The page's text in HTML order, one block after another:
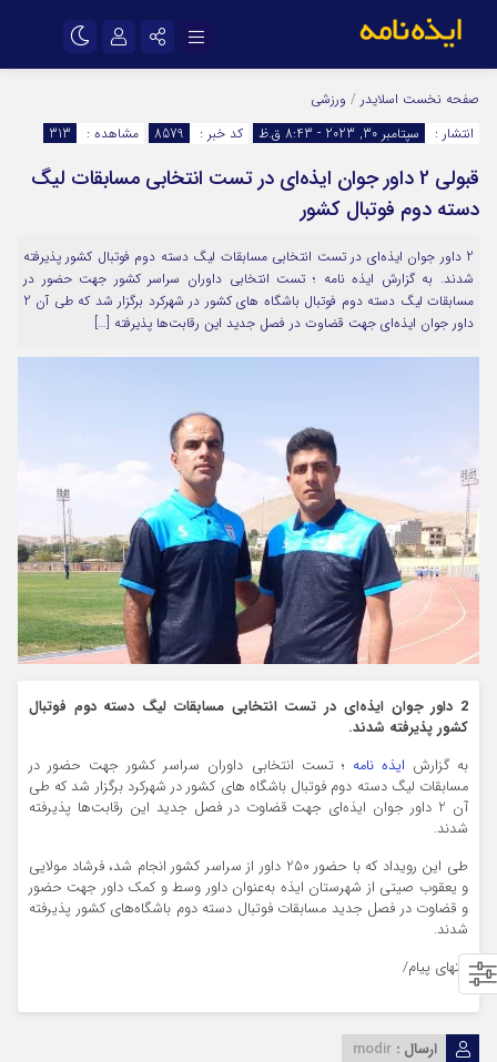
اینستاگرام
سروش
ایتا
آپارات
اپلیکیشن رمز عبور
مرا به خاطر بسپار
صفحه نخست اسلایدر / ورزشی
انتشار :
سپتامبر 30, 2023 - 8:43 ق.ظ کد خبر : 8579 مشاهده : 313
قبولی 2 داور جوان ایذه‌ای در تست انتخابی مسابقات لیگ
دسته دوم فوتبال کشور
2 داور جوان ایذه‌ای در تست انتخابی مسابقات لیگ دسته دوم فوتبال کشور پذیرفته
شدند. به گزارش ایذه نامه ؛ تست انتخابی داوران سراسر کشور جهت حضور در
مسابقات لیگ دسته دوم فوتبال باشگاه های کشور در شهرکرد برگزار شد که طی آن 2
داور جوان ایذه‌ای جهت قضاوت در فصل جدید این رقابت‌ها پذیرفته […]
2 داور جوان ایذه‌ای در تست انتخابی مسابقات لیگ دسته دوم فوتبال
کشور پذیرفته شدند.
به گزارش ایذه نامه ؛ تست انتخابی داوران سراسر کشور جهت حضور در
مسابقات لیگ دسته دوم فوتبال باشگاه های کشور در شهرکرد برگزار شد که طی
آن 2 داور جوان ایذه‌ای جهت قضاوت در فصل جدید این رقابت‌ها پذیرفته
شدند.
طی این رویداد که با حضور 250 داور از سراسر کشور انجام شد، فرشاد مولایی
و یعقوب صیتی از شهرستان ایذه به‌عنوان داور وسط و کمک داور جهت حضور
و قضاوت در فصل جدید مسابقات فوتبال دسته دوم باشگاه‌های کشور پذیرفته
شدند.
انتهای پیام/
ارسال : modir